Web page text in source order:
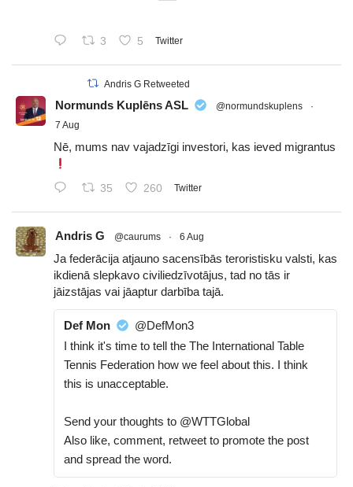
3 5 Twitter
Andris G Retweeted
Normunds Kuplēns ASL @normundskuplens
·
7 Aug
Nē, mums nav vajadzīgi investori, kas ieved migrantus
35 260 Twitter
Andris G @caurums · 6 Aug
Ja federācija atjauno sacensībās teroristisku valsti, kas
ikdienā slepkavo civiliedzīvotājus, tad no tās ir
jāizstājas vai jāaptur darbība tajā.
Def Mon
@DefMon3
I think it's time to tell the The International Table
Tennis Federation how we feel about this. I think
this is unacceptable.
Send your thoughts to @WTTGlobal
Also like, comment, retweet to promote the post
and spread the word.